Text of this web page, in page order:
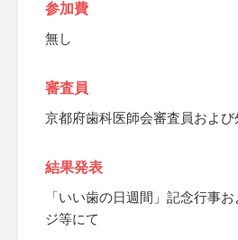
参加費
無し
審査員
京都府歯科医師会審査員および
結果発表
「いい歯の日週間」記念行事
ジ等にて